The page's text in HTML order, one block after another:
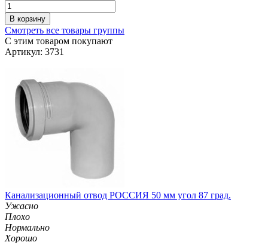
В корзину
Смотреть все товары группы
С этим товаром покупают
Артикул: 3731
Канализационный отвод РОССИЯ 50 мм угол 87 град.
Ужасно
Плохо
Нормально
Хорошо